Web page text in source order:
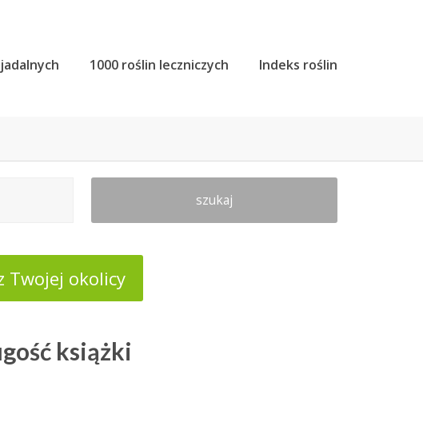
1000 roślin leczniczych Indeks roślin
szukaj
Twojej okolicy
książki